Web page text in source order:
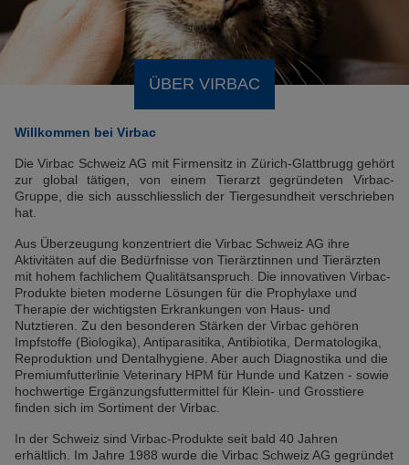
ÜBER VIRBAC
Willkommen bei Virbac
Die Virbac Schweiz AG mit Firmensitz in Zürich-Glattbrugg gehört
zur global tätigen, von einem Tierarzt gegründeten Virbac-
Gruppe, die sich ausschliesslich der Tiergesundheit verschrieben
hat.
Aus Überzeugung konzentriert die Virbac Schweiz AG ihre
Aktivitäten auf die Bedürfnisse von Tierärztinnen und Tierärzten
mit hohem fachlichem Qualitätsanspruch. Die innovativen Virbac-
Produkte bieten moderne Lösungen für die Prophylaxe und
Therapie der wichtigsten Erkrankungen von Haus- und
Nutztieren. Zu den besonderen Stärken der Virbac gehören
Impfstoffe (Biologika), Antiparasitika, Antibiotika, Dermatologika,
Reproduktion und Dentalhygiene. Aber auch Diagnostika und die
Premiumfutterlinie Veterinary HPM für Hunde und Katzen - sowie
hochwertige Ergänzungsfuttermittel für Klein- und Grosstiere
finden sich im Sortiment der Virbac.
In der Schweiz sind Virbac-Produkte seit bald 40 Jahren
erhältlich. Im Jahre 1988 wurde die Virbac Schweiz AG gegründet